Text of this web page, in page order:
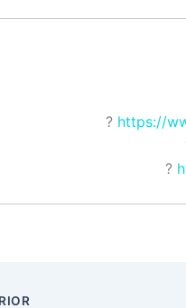
? https://
?